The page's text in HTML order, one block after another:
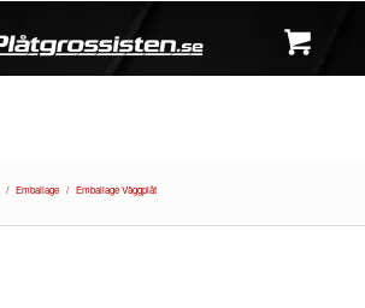
/ Emballage / Emballage Väggplåt